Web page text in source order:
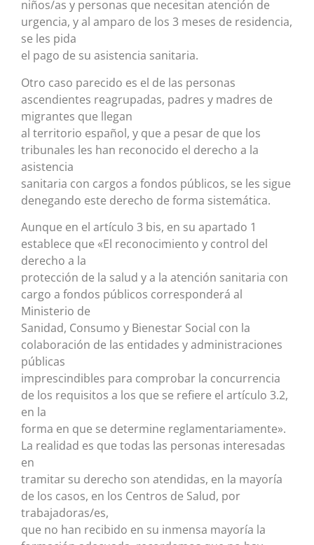
niños/as y personas que necesitan atención de
urgencia, y al amparo de los 3 meses de residencia,
se les pida
el pago de su asistencia sanitaria.
Otro caso parecido es el de las personas
ascendientes reagrupadas, padres y madres de
migrantes que llegan
al territorio español, y que a pesar de que los
tribunales les han reconocido el derecho a la
asistencia
sanitaria con cargos a fondos públicos, se les sigue
denegando este derecho de forma sistemática.
Aunque en el artículo 3 bis, en su apartado 1
establece que «El reconocimiento y control del
derecho a la
protección de la salud y a la atención sanitaria con
cargo a fondos públicos corresponderá al
Ministerio de
Sanidad, Consumo y Bienestar Social con la
colaboración de las entidades y administraciones
públicas
imprescindibles para comprobar la concurrencia
de los requisitos a los que se refiere el artículo 3.2,
en la
forma en que se determine reglamentariamente».
La realidad es que todas las personas interesadas
en
tramitar su derecho son atendidas, en la mayoría
de los casos, en los Centros de Salud, por
trabajadoras/es,
que no han recibido en su inmensa mayoría la